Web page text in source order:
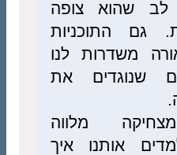
לב שהוא צופה
גם התוכניות
משדרות לנו
שנוגדים את
מלווה
אותנו איך